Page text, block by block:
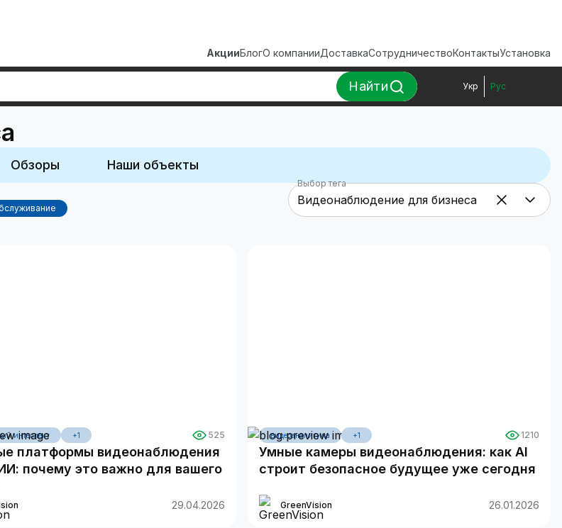
АкцииБлогО компанииДоставкаСотрудничествоКонтактыУстановка
Найти Укр Рус
Обзоры Наши объекты
Выбор тега
интеллект +1 525
платформы видеонаблюдения
почему это важно для вашего
29.04.2026
видеоаналитика +1 1210
Умные камеры видеонаблюдения: как AI
строит безопасное будущее уже сегодня
GreenVision 26.01.2026